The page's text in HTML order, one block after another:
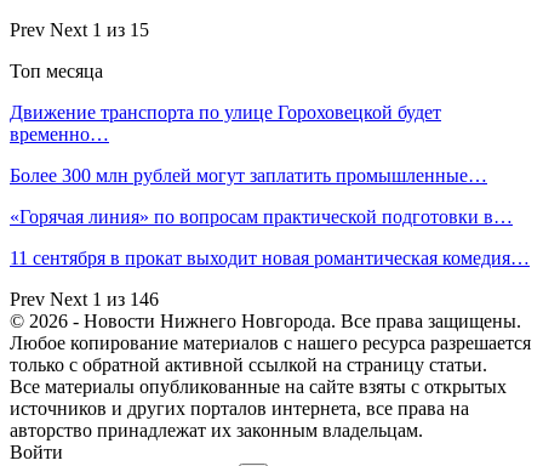
Prev Next 1 из 15
Топ месяца
Движение транспорта по улице Гороховецкой будет
временно…
Более 300 млн рублей могут заплатить промышленные…
«Горячая линия» по вопросам практической подготовки в…
11 сентября в прокат выходит новая романтическая комедия…
Prev Next 1 из 146
© 2026 - Новости Нижнего Новгорода. Все права защищены.
Любое копирование материалов с нашего ресурса разрешается
только с обратной активной ссылкой на страницу статьи.
Все материалы опубликованные на сайте взяты с открытых
источников и других порталов интернета, все права на
авторство принадлежат их законным владельцам.
Войти